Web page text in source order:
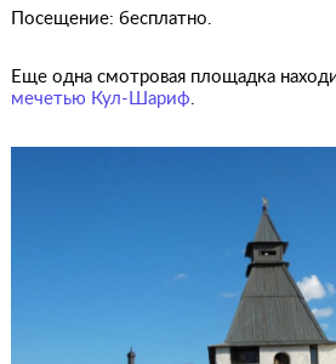
Посещение: бесплатно.
Еще одна смотровая площадка
мечетью Кул-Шариф